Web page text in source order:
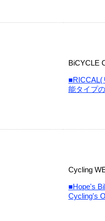
BiCYCLE
■RICCAL(
能タイプ
Cycling
■Hope's
Cycling's